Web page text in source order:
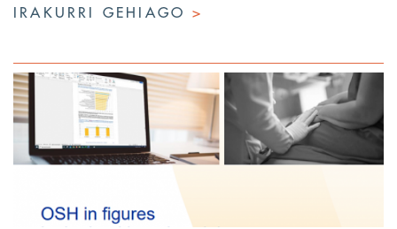
IRAKURRI GEHIAGO>